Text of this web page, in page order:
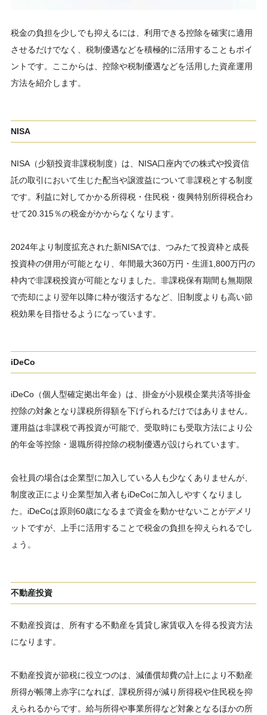
税金の負担を少しでも抑えるには、利用できる控除を確実に適用
させるだけでなく、税制優遇などを積極的に活用することもポイ
ントです。ここからは、控除や税制優遇などを活用した資産運用
方法を紹介します。
NISA
NISA（少額投資非課税制度）は、NISA口座内での株式や投資信
託の取引において生じた配当や譲渡益について非課税とする制度
です。利益に対してかかる所得税・住民税・復興特別所得税合わ
せて20.315％の税金がかからなくなります。
2024年より制度拡充された新NISAでは、つみたて投資枠と成長
投資枠の併用が可能となり、年間最大360万円・生涯1,800万円の
枠内で非課税投資が可能となりました。非課税保有期間も無期限
で売却により翌年以降に枠が復活するなど、旧制度よりも高い節
税効果を目指せるようになっています。
iDeCo
iDeCo（個人型確定拠出年金）は、掛金が小規模企業共済等掛金
控除の対象となり課税所得額を下げられるだけではありません。
運用益は非課税で再投資が可能で、受取時にも受取方法により公
的年金等控除・退職所得控除の税制優遇が設けられています。
会社員の場合は企業型に加入している人も少なくありませんが、
制度改正により企業型加入者もiDeCoに加入しやすくなりまし
た。iDeCoは原則60歳になるまで資金を動かせないことがデメリ
ットですが、上手に活用することで税金の負担を抑えられるでし
ょう。
不動産投資
不動産投資は、所有する不動産を賃貸し家賃収入を得る投資方法
になります。
不動産投資が節税に役立つのは、減価償却費の計上により不動産
所得が帳簿上赤字になれば、課税所得が減り所得税や住民税を抑
えられるからです。給与所得や事業所得など対象となるほかの所